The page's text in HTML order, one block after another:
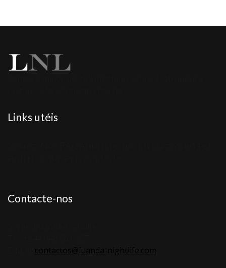
Links utéis
Contacte-nos